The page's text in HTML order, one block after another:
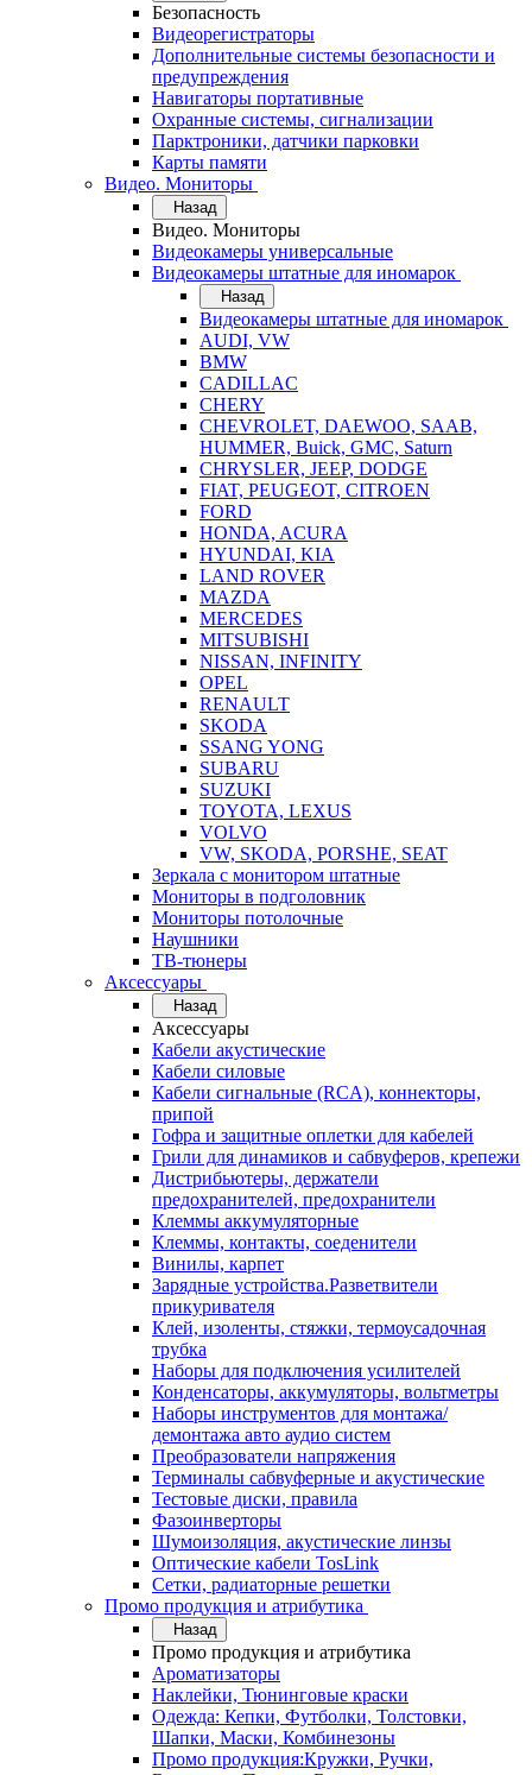
Безопасность
Видеорегистраторы
Дополнительные системы безопасности и
предупреждения
Навигаторы портативные
Охранные системы, сигнализации
Парктроники, датчики парковки
Карты памяти
Видео. Мониторы
Назад
Видео. Мониторы
Видеокамеры универсальные
Видеокамеры штатные для иномарок
Назад
Видеокамеры штатные для иномарок
AUDI, VW
BMW
CADILLAC
CHERY
CHEVROLET, DAEWOO, SAAB,
HUMMER, Buick, GMC, Saturn
CHRYSLER, JEEP, DODGE
FIAT, PEUGEOT, CITROEN
FORD
HONDA, ACURA
HYUNDAI, KIA
LAND ROVER
MAZDA
MERCEDES
MITSUBISHI
NISSAN, INFINITY
OPEL
RENAULT
SKODA
SSANG YONG
SUBARU
SUZUKI
TOYOTA, LEXUS
VOLVO
VW, SKODA, PORSHE, SEAT
Зеркала с монитором штатные
Мониторы в подголовник
Мониторы потолочные
Наушники
ТВ-тюнеры
Аксессуары
Назад
Аксессуары
Кабели акустические
Кабели силовые
Кабели сигнальные (RCA), коннекторы,
припой
Гофра и защитные оплетки для кабелей
Грили для динамиков и сабвуферов, крепежи
Дистрибьютеры, держатели
предохранителей, предохранители
Клеммы аккумуляторные
Клеммы, контакты, соеденители
Винилы, карпет
Зарядные устройства.Разветвители
прикуривателя
Клей, изоленты, стяжки, термоусадочная
трубка
Наборы для подключения усилителей
Конденсаторы, аккумуляторы, вольтметры
Наборы инструментов для монтажа/
демонтажа авто аудио систем
Преобразователи напряжения
Терминалы сабвуферные и акустические
Тестовые диски, правила
Фазоинверторы
Шумоизоляция, акустические линзы
Оптические кабели TosLink
Сетки, радиаторные решетки
Промо продукция и атрибутика
Назад
Промо продукция и атрибутика
Ароматизаторы
Наклейки, Тюнинговые краски
Одежда: Кепки, Футболки, Толстовки,
Шапки, Маски, Комбинезоны
Промо продукция:Кружки, Ручки,